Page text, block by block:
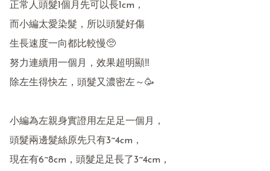
正常人頭髮1個月先可以長1cm，
而小編太愛染髮，所以頭髮好傷
生長速度一向都比較慢🥺
努力連續用一個月，效果超明顯‼️
除左生得快左，頭髮又濃密左～🥳
小編為左親身實證用左足足一個月，
頭髮兩邊髮絲原先只有3~4cm，
現在有6~8cm，頭髮足足長了3~4cm，